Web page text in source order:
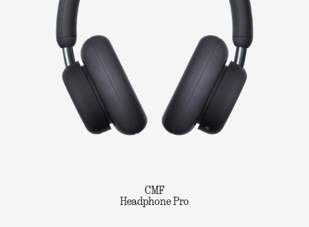
CMF
Headphone Pro